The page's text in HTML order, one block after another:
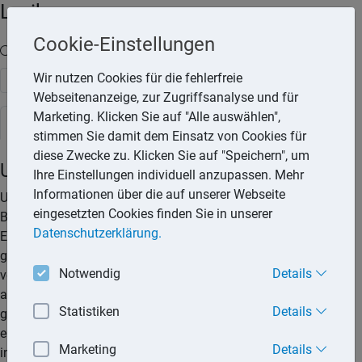
Lexika
Volltext-Suche in den Lexika
Suchen
Steuerlexikon
Unterhaltshöchstbetrag
Unterhaltsaufwendungen können als außergewöhnliche
Belastungen oder als Sonderausgaben abzugsfähig sein.
Entstehen einem Steuerpflichtigen Unterhaltsaufwendungen
gegenüber einer Person, zu deren Unterhalt er gesetzlich
verpflichtet ist, so kann er die entstandenen Aufwendungen
als außergewöhnliche Belastungen geltend machen. Der
gesetzlich unterhaltsberechtigten Person gleichgestellt ist
eine Person, wenn bei ihr zum Unterhalt bestimmte
inländische öffentliche Mittel (z.B. Sozialleistungen) mit
Cookie-Einstellungen
Wir nutzen Cookies für die fehlerfreie
Webseitenanzeige, zur Zugriffsanalyse und für
Marketing. Klicken Sie auf "Alle auswählen",
stimmen Sie damit dem Einsatz von Cookies für
diese Zwecke zu. Klicken Sie auf "Speichern", um
Ihre Einstellungen individuell anzupassen. Mehr
Informationen über die auf unserer Webseite
eingesetzten Cookies finden Sie in unserer
Datenschutzerklärung.
Notwendig Details
Statistiken Details
Marketing Details